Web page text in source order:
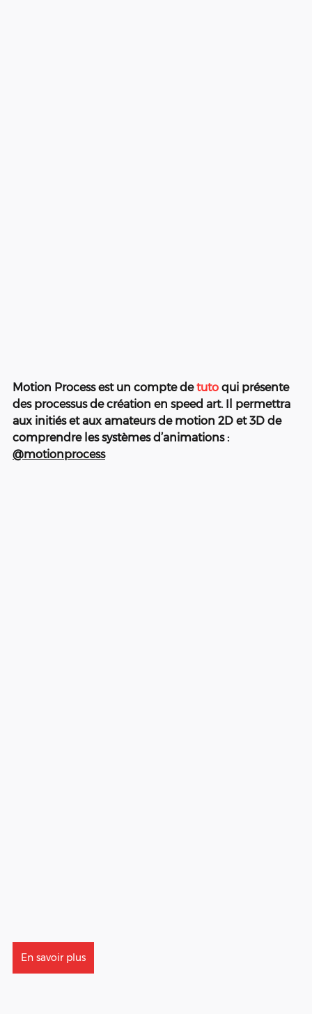
Motion Process est un compte de tuto qui présente
des processus de création en speed art. Il permettra
aux initiés et aux amateurs de motion 2D et 3D de
comprendre les systèmes d’animations :
@motionprocess
En savoir plus